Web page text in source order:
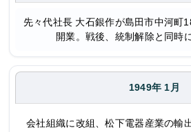
先々代社長 大石銀作が島田市中河町
開業。戦後、統制解除と同時
1949年 1月
会社組織に改組、松下電器産業の輸